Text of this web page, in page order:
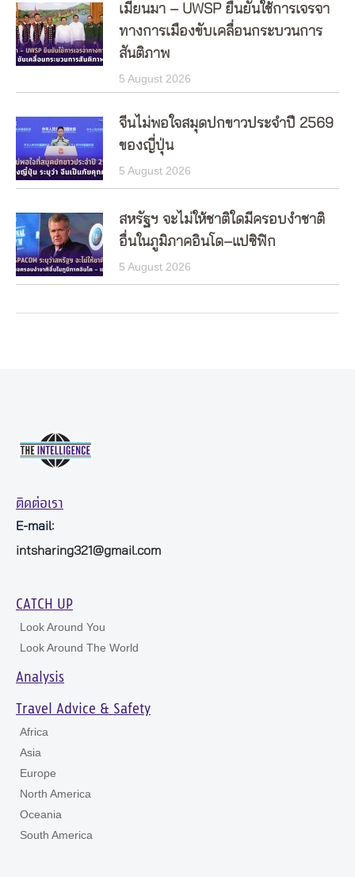
เมียนมา – UWSP ยืนยันใช้การเจรจา
ทางการเมืองขับเคลื่อนกระบวนการ
สันติภาพ
5 August 2026
จีนไม่พอใจสมุดปกขาวประจำปี 2569
ของญี่ปุ่น
5 August 2026
สหรัฐฯ จะไม่ให้ชาติใดมีครอบงำชาติ
อื่นในภูมิภาคอินโด–แปซิฟิก
5 August 2026
ติดต่อเรา
E-mail:
intsharing321@gmail.com
CATCH UP
Look Around You
Look Around The World
Analysis
Travel Advice & Safety
Africa
Asia
Europe
North America
Oceania
South America